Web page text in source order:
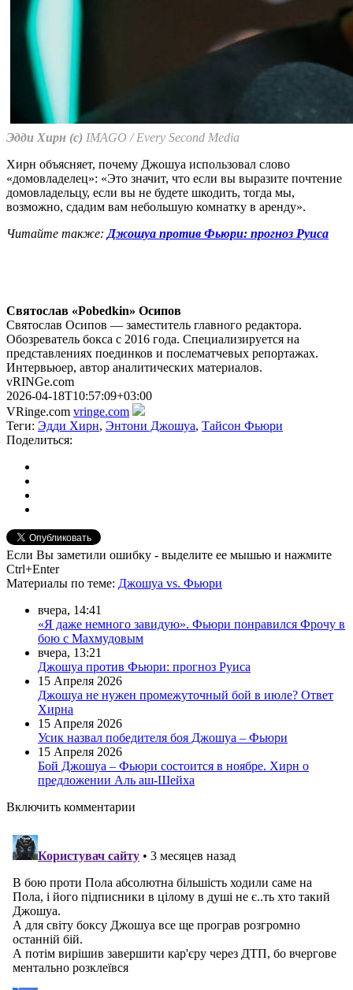
Эдди Хирн (с) IMAGO / Every Second Media
Хирн объясняет, почему Джошуа использовал слово
«домовладелец»: «Это значит, что если вы выразите почтение
домовладельцу, если вы не будете шкодить, тогда мы,
возможно, сдадим вам небольшую комнатку в аренду».
Читайте также: Джошуа против Фьюри: прогноз Руиса
Святослав «Pobedkin» Осипов
Святослав Осипов — заместитель главного редактора.
Обозреватель бокса с 2016 года. Специализируется на
представлениях поединков и послематчевых репортажах.
Интервьюер, автор аналитических материалов.
vRINGe.com
2026-04-18T10:57:09+03:00
VRinge.com vringe.com
Теги: Эдди Хирн, Энтони Джошуа, Тайсон Фьюри
Поделиться:
Если Вы заметили ошибку - выделите ее мышью и нажмите
Ctrl+Enter
Материалы по теме: Джошуа vs. Фьюри
вчера, 14:41
«Я даже немного завидую». Фьюри понравился Фрочу в
бою с Махмудовым
вчера, 13:21
Джошуа против Фьюри: прогноз Руиса
15 Апреля 2026
Джошуа не нужен промежуточный бой в июле? Ответ
Хирна
15 Апреля 2026
Усик назвал победителя боя Джошуа – Фьюри
15 Апреля 2026
Бой Джошуа – Фьюри состоится в ноябре. Хирн о
предложении Аль аш-Шейха
Включить комментарии